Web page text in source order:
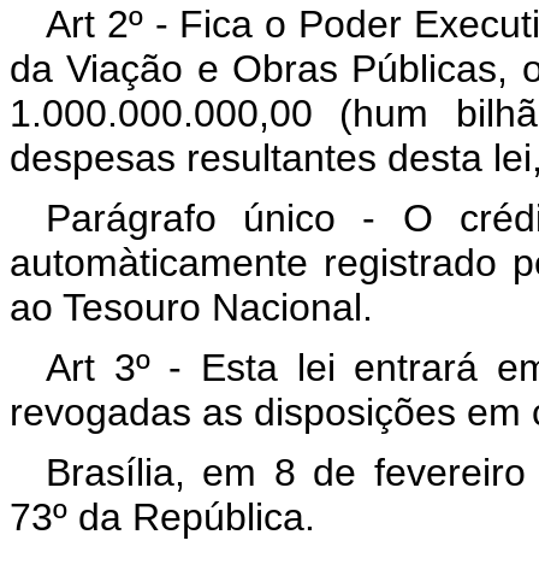
Art 2º - Fica o Poder
da Viação e Obras Públicas,
1.000.000.000,00 (hum
despesas resultantes desta
Parágrafo único - O
automàticamente registrado
ao Tesouro Nacional.
Art 3º - Esta lei entrará
revogadas as disposições em
Brasília, em 8 de
73º da República.